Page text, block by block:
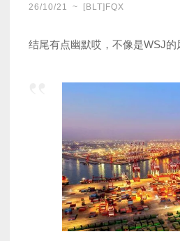
26/10/21 ~ [BLT]FQX
结尾有点幽默哎，不像是WSJ的